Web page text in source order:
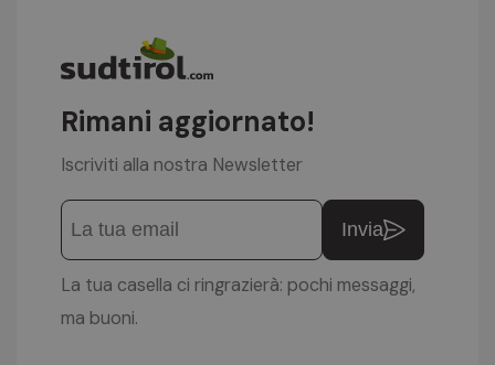
Rimani aggiornato!
Iscriviti alla nostra Newsletter
Invia
La tua casella ci ringrazierà: pochi messaggi,
ma buoni.